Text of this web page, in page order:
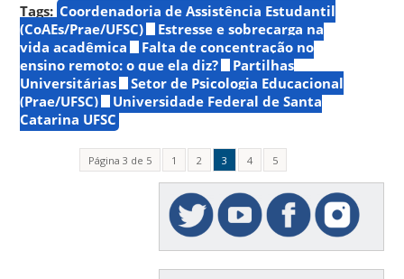
Tags: Coordenadoria de Assistência Estudantil
(CoAEs/Prae/UFSC)
Estresse e sobrecarga na
vida acadêmica
Falta de concentração no
ensino remoto: o que ela diz?
Partilhas
Universitárias
Setor de Psicologia Educacional
(Prae/UFSC)
Universidade Federal de Santa
Catarina UFSC
Página 3 de 5 1 2 3 4 5